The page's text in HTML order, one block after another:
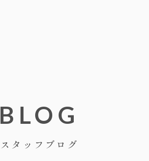
BLOG
スタッフブログ